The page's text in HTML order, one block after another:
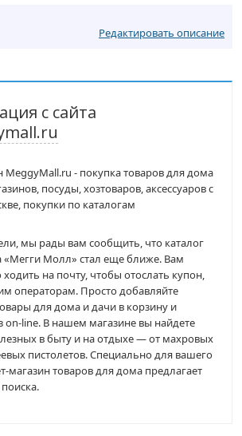
Редактировать описание
с сайта
MeggyMall.ru - покупка товаров для дома
посуды, хозтоваров, аксессуаров с
покупки по каталогам
мы рады вам сообщить, что каталог
«Мегги Молл» стал еще ближе. Вам
на почту, чтобы отослать купон,
операторам. Просто добавляйте
для дома и дачи в корзину и
on-line. В нашем магазине вы найдете
в быту и на отдыхе — от махровых
пистолетов. Специально для вашего
магазин товаров для дома предлагает